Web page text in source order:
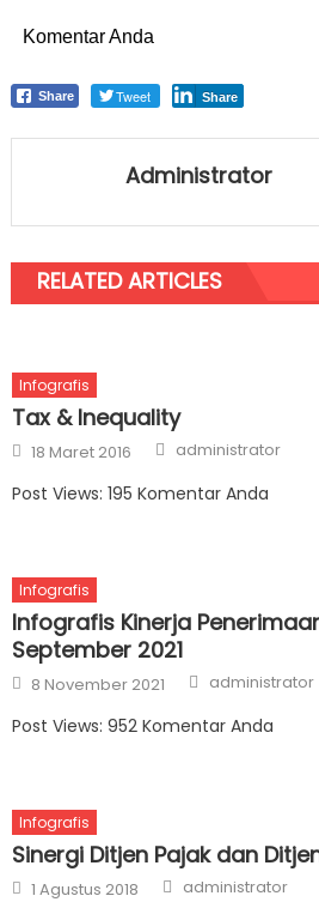
Komentar Anda
Share Tweet Share
Administrator
RELATED ARTICLES
Infografis
Tax & Inequality
Posted on
18 Maret 2016 Author
administrator
Post Views: 195 Komentar Anda
Infografis
Infografis Kinerja
September 2021
Posted on
8 November 2021 Author
administrator
Post Views: 952 Komentar Anda
Infografis
Sinergi Ditjen Pajak dan
Posted on
1 Agustus 2018 Author
administrator